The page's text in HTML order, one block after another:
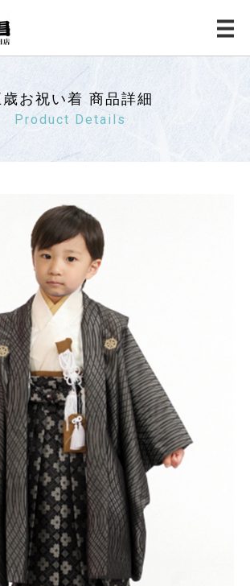
歳お祝い着 商品詳細
Product Details